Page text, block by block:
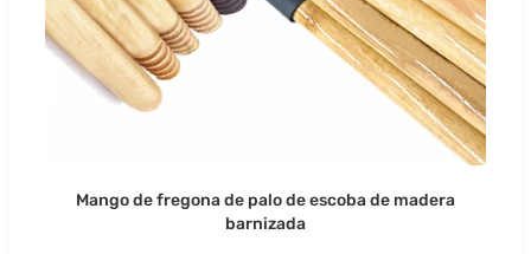
Mango de fregona de palo de escoba de madera
barnizada